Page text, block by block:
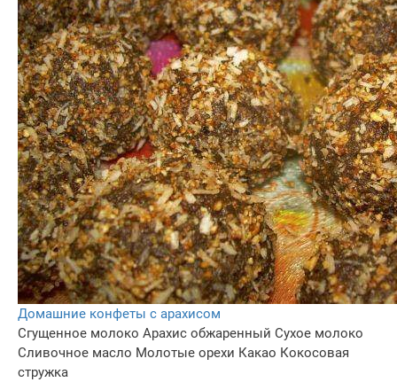
Домашние конфеты с арахисом
Сгущенное молоко Арахис обжаренный Сухое молоко
Сливочное масло Молотые орехи Какао Кокосовая
стружка